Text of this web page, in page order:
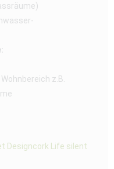
z.B.
Designcork Life silent